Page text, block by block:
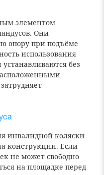
элементом
Они
опору при подъёме
использования
без
инвалидной коляски
конструкции. Если
не может свободно
на площадке перед